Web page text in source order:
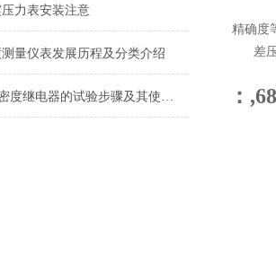
力表安装注意
量仪表发展历程及分类介绍
SF6密度继电器的试验步骤及其使用注意事项
精确度
差压
：